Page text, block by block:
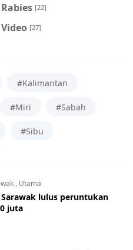
Rabies [22]
Video [27]
#Kalimantan
#Miri #Sabah
#Sibu
, Utama
lulus peruntukan
juta